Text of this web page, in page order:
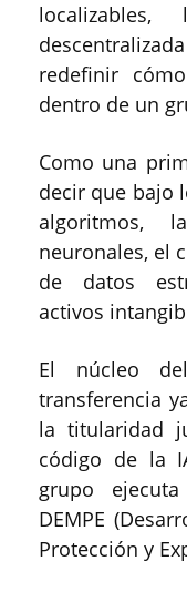
localizables,
redefinir
dentro de un
Como una
decir que bajo
algoritmos,
neuronales, el
de datos
activos
El núcleo
transferencia
la titularidad
código de la
grupo
DEMPE
Protección y